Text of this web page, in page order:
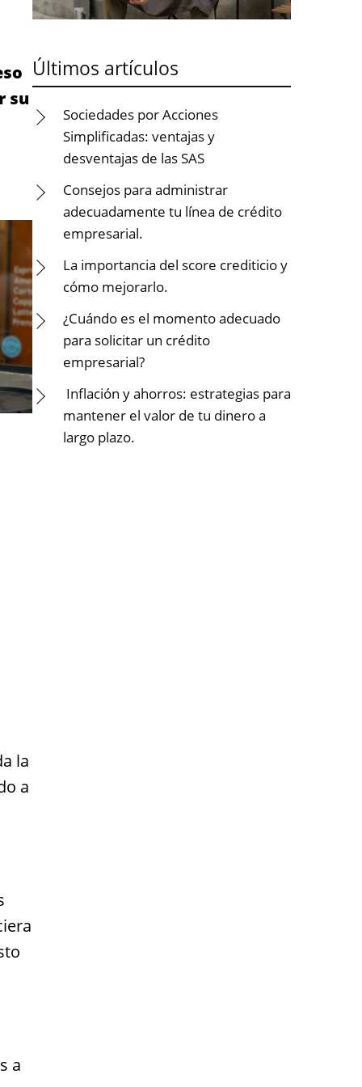
su
la
a
a
Últimos artículos
Sociedades por Acciones
Simplificadas: ventajas y
desventajas de las SAS
Consejos para administrar
adecuadamente tu línea de crédito
empresarial.
La importancia del score crediticio y
cómo mejorarlo.
¿Cuándo es el momento adecuado
para solicitar un crédito
empresarial?
Inflación y ahorros: estrategias para
mantener el valor de tu dinero a
largo plazo.